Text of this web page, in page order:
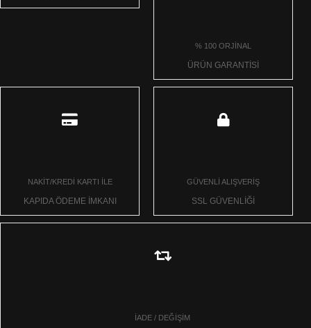
% 100 ORJİNAL
ÜRÜN GARANTİSİ
NAKİT/KREDİ KARTI İLE
KAPIDA ÖDEME İMKANI
GÜVENLİ ALIŞVERİŞ
SSL GÜVENLİĞİ
İADE / DEĞİŞİM